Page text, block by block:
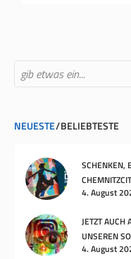
SCHENKEN,
JETZT AUCH
UNSEREN